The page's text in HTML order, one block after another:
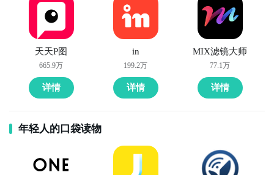
天天P图
665.9万
详情
in
199.2万
详情
MIX滤镜大师
77.1万
详情
年轻人的口袋读物